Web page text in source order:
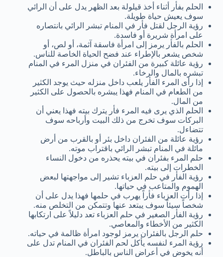
الحلم بفأر أثناء أخذ قيلولة بعد الظهر يدل على أن الرائي
سوف يعيش حياة طويلة.
رؤية الرجل لقتل فأر في المنام تبشر الرائي بانتصاره
على امرأة شريرة أو فاسدة.
الحلم بالفأر يرمز إلى امرأة فاسقة آثمة، أو لص، أو
شخص يشعر بالإطراء عند فضح الحياة الخاصة للناس.
رؤية عائلة كبيرة من الفئران في منزل المرء في المنام
تبشره بالمال والرخاء.
إذا رأى المرء الفأر يلعب داخل منزله حيث يوجد الكثير
من الطعام في المنام فهذا يبشره بالحصول على الكثير
من المال.
الحلم الذي يرى فيه المرء فأر يترك بيته فهذا يعني أن
البركات سوف تخرج من ذلك البيت وأرباحه سوف
تتضاءل.
رؤية عائلة من الفئران داخل بئر أو بالقرب من أرض
مائلة في المنام تبشر الرائي باقتراب موته.
حلم المرء بفئران في بيته يحذره من دخول النساء
الخطرات إلى بيته.
رؤية الفأر في حلم العزباء تشير إلى مواجهتها لبعض
الهموم والمتاعب في حياتها.
إذا رأت العزباء فأراً يهرب في حلمها فهذا يدل على أن
شخصاً سيئاً سوف يبتعد عنها وتتمكن من التخلص منه.
رؤية الفأر الصغير في حلم العزباء تعد دليلاً على ارتكابها
الكثير من الأخطاء والمعاصي.
حلم الرجل بالفئران يرمز لوجود امرأة ظالمة في حياته.
رؤية المرء لنفسه يأكل لحم الفئران في المنام تدل على
أنه يخوض في أعراض الناس بالباطل.